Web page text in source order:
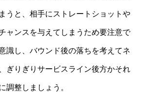
うと、相手にストレートショットや
ャンスを与えてしまうため要注意で
識し、バウンド後の落ちを考えてネ
ぎりぎりサービスライン後方かそれ
調整しましょう。